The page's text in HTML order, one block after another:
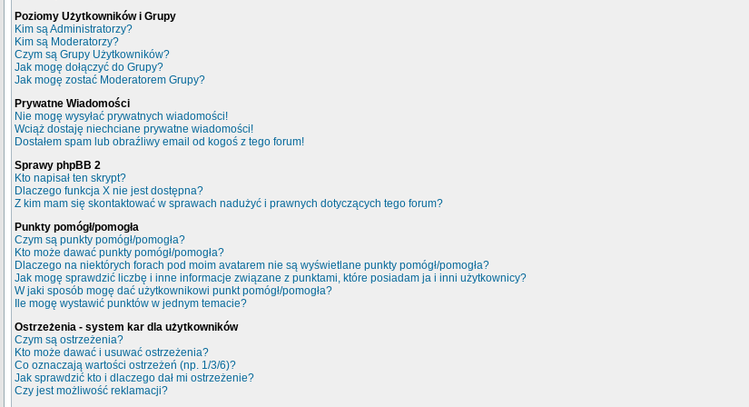
Poziomy Użytkowników i Grupy
Kim są Administratorzy?
Kim są Moderatorzy?
Czym są Grupy Użytkowników?
Jak mogę dołączyć do Grupy?
Jak mogę zostać Moderatorem Grupy?
Prywatne Wiadomości
Nie mogę wysyłać prywatnych wiadomości!
Wciąż dostaję niechciane prywatne wiadomości!
Dostałem spam lub obraźliwy email od kogoś z tego forum!
Sprawy phpBB 2
Kto napisał ten skrypt?
Dlaczego funkcja X nie jest dostępna?
Z kim mam się skontaktować w sprawach nadużyć i prawnych dotyczących tego forum?
Punkty pomógł/pomogła
Czym są punkty pomógł/pomogła?
Kto może dawać punkty pomógł/pomogła?
Dlaczego na niektórych forach pod moim avatarem nie są wyświetlane punkty pomógł/pomogła?
Jak mogę sprawdzić liczbę i inne informacje związane z punktami, które posiadam ja i inni użytkownicy?
W jaki sposób mogę dać użytkownikowi punkt pomógł/pomogła?
Ile mogę wystawić punktów w jednym temacie?
Ostrzeżenia - system kar dla użytkowników
Czym są ostrzeżenia?
Kto może dawać i usuwać ostrzeżenia?
Co oznaczają wartości ostrzeżeń (np. 1/3/6)?
Jak sprawdzić kto i dlaczego dał mi ostrzeżenie?
Czy jest możliwość reklamacji?